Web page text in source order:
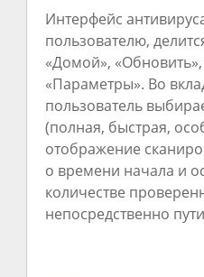
Интерфейс
пользователю,
«Домой»,
«Параметры». Во
пользователь
(полная, быстрая,
отображение
о времени начала и
количестве
непосредственно